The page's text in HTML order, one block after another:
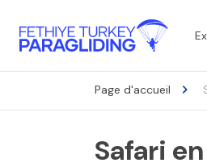
Page d'accueil
Safari